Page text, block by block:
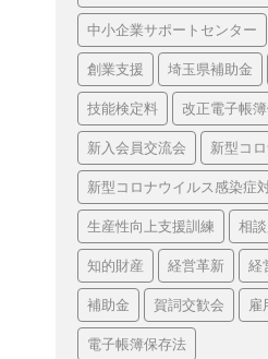
中小企業サポートセンター
創業支援 埼玉県補助金
技能検定料 改正電子帳
新入会員交流会 新型コ
新型コロナウイルス感染症
生産性向上支援訓練 相
知的財産 経営革新 経
補助金 賀詞交歓会 雇
電子帳簿保存法